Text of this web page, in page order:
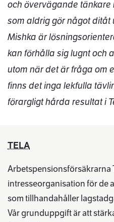
och övervägande tänkare
som aldrig gör något ditåt
Mishka är
kan förhålla sig lugnt och
utom när det är fråga om
finns det inga lekfulla
förargligt hårda resultat i
TELA
Arbetspensionsförsäkrarna
intresseorganisation för de
som tillhandahåller
Vår grunduppgift är att